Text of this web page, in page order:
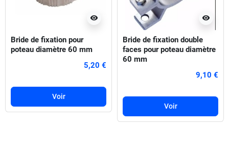
visibility
Bride de fixation pour
poteau diamètre 60 mm
5,20 €
Voir
visibility
Bride de fixation double
faces pour poteau diamètre
60 mm
9,10 €
Voir